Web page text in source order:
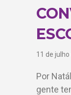
11 de
Por
gente